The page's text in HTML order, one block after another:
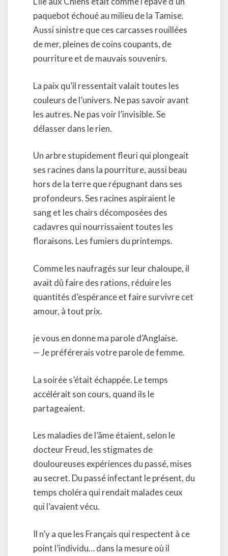
paquebot échoué au milieu de la Tamise.
Aussi sinistre que ces carcasses rouillées
de mer, pleines de coins coupants, de
pourriture et de mauvais souvenirs.
La paix qu’il ressentait valait toutes les
couleurs de l’univers. Ne pas savoir avant
les autres. Ne pas voir l’invisible. Se
délasser dans le rien.
Un arbre stupidement fleuri qui plongeait
ses racines dans la pourriture, aussi beau
hors de la terre que répugnant dans ses
profondeurs. Ses racines aspiraient le
sang et les chairs décomposées des
cadavres qui nourrissaient toutes les
floraisons. Les fumiers du printemps.
Comme les naufragés sur leur chaloupe, il
avait dû faire des rations, réduire les
quantités d’espérance et faire survivre cet
amour, à tout prix.
je vous en donne ma parole d’Anglaise.
— Je préférerais votre parole de femme.
La soirée s’était échappée. Le temps
accélérait son cours, quand ils le
partageaient.
Les maladies de l’âme étaient, selon le
docteur Freud, les stigmates de
douloureuses expériences du passé, mises
au secret. Du passé infectant le présent, du
temps choléra qui rendait malades ceux
qui l’avaient vécu.
Il n’y a que les Français qui respectent à ce
point l’individu… dans la mesure où il